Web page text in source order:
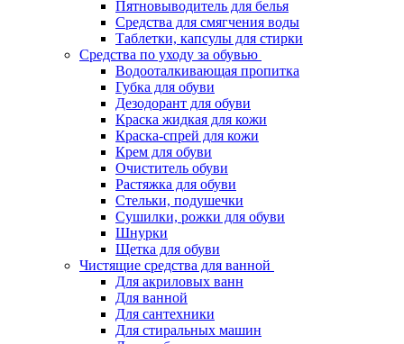
Пятновыводитель для белья
Средства для смягчения воды
Таблетки, капсулы для стирки
Средства по уходу за обувью
Водооталкивающая пропитка
Губка для обуви
Дезодорант для обуви
Краска жидкая для кожи
Краска-спрей для кожи
Крем для обуви
Очиститель обуви
Растяжка для обуви
Стельки, подушечки
Сушилки, рожки для обуви
Шнурки
Щетка для обуви
Чистящие средства для ванной
Для акриловых ванн
Для ванной
Для сантехники
Для стиральных машин